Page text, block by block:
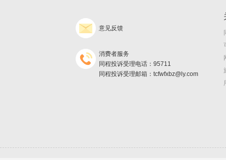
意见反馈
消费者服务
同程投诉受理电话：95711
同程投诉受理邮箱：tcfwfxbz@ly.com